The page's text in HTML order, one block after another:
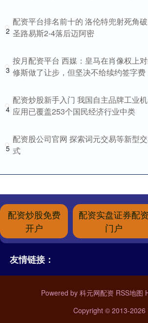
2
配资平台排名前十的 洛伦特兜射死角破
圣路易斯2-4落后迈阿密
3
按月配资平台 西媒：皇马在肖像权上
修斯做了让步，但坚决不给续约签字费
4
配资炒股新手入门 我国自主品牌工业机
应用已覆盖253个国民经济行业中类
5
配资股公司官网 探索词元交易等新型
式
配资炒股免费
开户
配资实盘证券配资
门户
友情链接：
Powered by 科元网配资 RSS地图
Copyright © 2013-2026